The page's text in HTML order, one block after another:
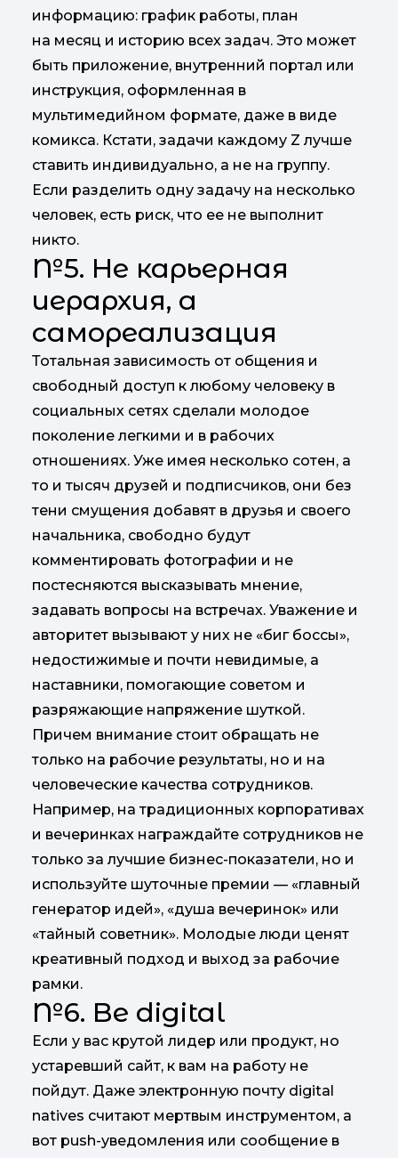
информацию: график работы, план
на месяц и историю всех задач. Это может
быть приложение, внутренний портал или
инструкция, оформленная в
мультимедийном формате, даже в виде
комикса. Кстати, задачи каждому Z лучше
ставить индивидуально, а не на группу.
Если разделить одну задачу на несколько
человек, есть риск, что ее не выполнит
никто.
№5. Не карьерная
иерархия, а
самореализация
Тотальная зависимость от общения и
свободный доступ к любому человеку в
социальных сетях сделали молодое
поколение легкими и в рабочих
отношениях. Уже имея несколько сотен, а
то и тысяч друзей и подписчиков, они без
тени смущения добавят в друзья и своего
начальника, свободно будут
комментировать фотографии и не
постесняются высказывать мнение,
задавать вопросы на встречах. Уважение и
авторитет вызывают у них не «биг боссы»,
недостижимые и почти невидимые, а
наставники, помогающие советом и
разряжающие напряжение шуткой.
Причем внимание стоит обращать не
только на рабочие результаты, но и на
человеческие качества сотрудников.
Например, на традиционных корпоративах
и вечеринках награждайте сотрудников не
только за лучшие бизнес-показатели, но и
используйте шуточные премии — «главный
генератор идей», «душа вечеринок» или
«тайный советник». Молодые люди ценят
креативный подход и выход за рабочие
рамки.
№6. Be digital
Если у вас крутой лидер или продукт, но
устаревший сайт, к вам на работу не
пойдут. Даже электронную почту digital
natives считают мертвым инструментом, а
вот push-уведомления или сообщение в